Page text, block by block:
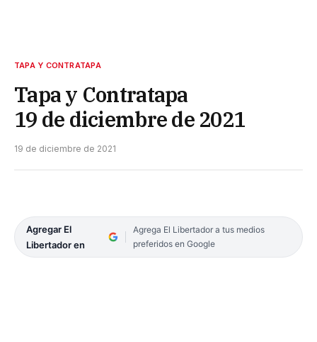
TAPA Y CONTRATAPA
Tapa y Contratapa
19 de diciembre de 2021
19 de diciembre de 2021
Agregar El
Libertador en
Agrega El Libertador a tus medios
preferidos en Google